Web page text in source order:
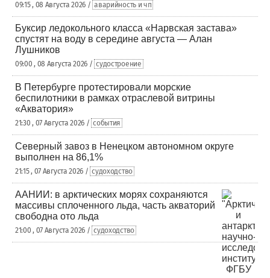
09:15 , 08 Августа 2026 / аварийность и чп
Буксир ледокольного класса «Нарвская застава»
спустят на воду в середине августа — Алан
Лушников
09:00 , 08 Августа 2026 / судостроение
В Петербурге протестировали морские
беспилотники в рамках отраслевой витрины
«Акватория»
21:30 , 07 Августа 2026 / события
Северный завоз в Ненецком автономном округе
выполнен на 86,1%
21:15 , 07 Августа 2026 / судоходство
ААНИИ: в арктических морях сохраняются
массивы сплоченного льда, часть акваторий
свободна ото льда
21:00 , 07 Августа 2026 / судоходство